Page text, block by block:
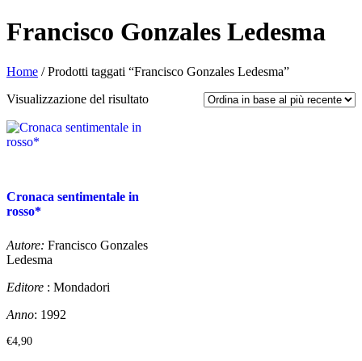
Francisco Gonzales Ledesma
Home / Prodotti taggati “Francisco Gonzales Ledesma”
Visualizzazione del risultato
Cronaca sentimentale in
rosso*
Autore: Francisco Gonzales
Ledesma
Editore : Mondadori
Anno: 1992
€4,90